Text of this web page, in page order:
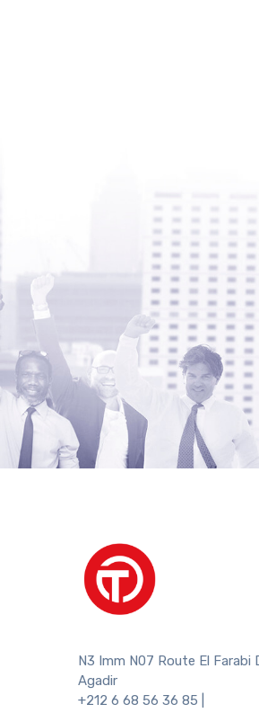
N3 Imm N07 Route El Farabi
Agadir
+212 6 68 56 36 85